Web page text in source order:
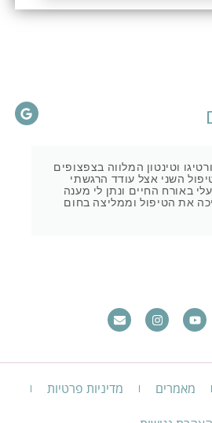
וטינטון המלווה בצפצופים
השני אצל עודד הרגשתי
החיים ונתן לי מענה
את הטיפול וממליצה בחום
מאמרים מדיניות פרטיות